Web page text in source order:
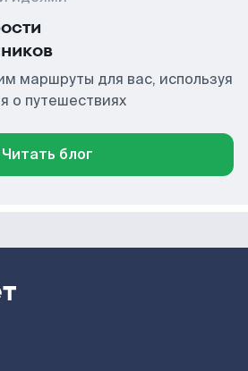
маршруты для вас, используя
о путешествиях
Читать блог